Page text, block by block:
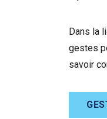
Dans la
gestes
savoir